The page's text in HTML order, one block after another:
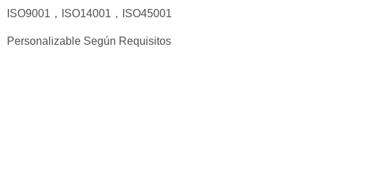
ISO9001，ISO14001，ISO45001
Personalizable Según Requisitos